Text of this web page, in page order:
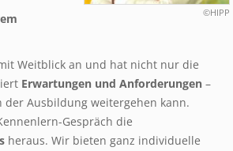
©HIPP
Weitblick an und hat nicht nur die
Erwartungen und Anforderungen –
Ausbildung weitergehen kann.
Gespräch die
heraus. Wir bieten ganz individuelle